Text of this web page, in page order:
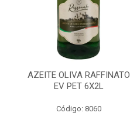
AZEITE OLIVA RAFFINATO
EV PET 6X2L
Código: 8060